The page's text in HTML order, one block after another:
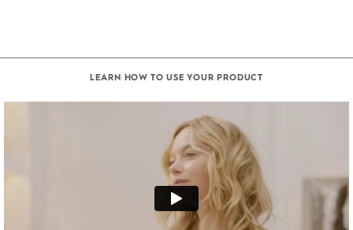
LEARN HOW TO USE YOUR PRODUCT